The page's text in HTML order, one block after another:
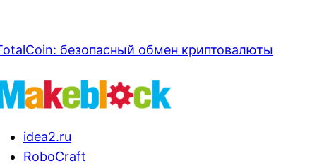
безопасный обмен криптовалюты
idea2.ru
RoboCraft